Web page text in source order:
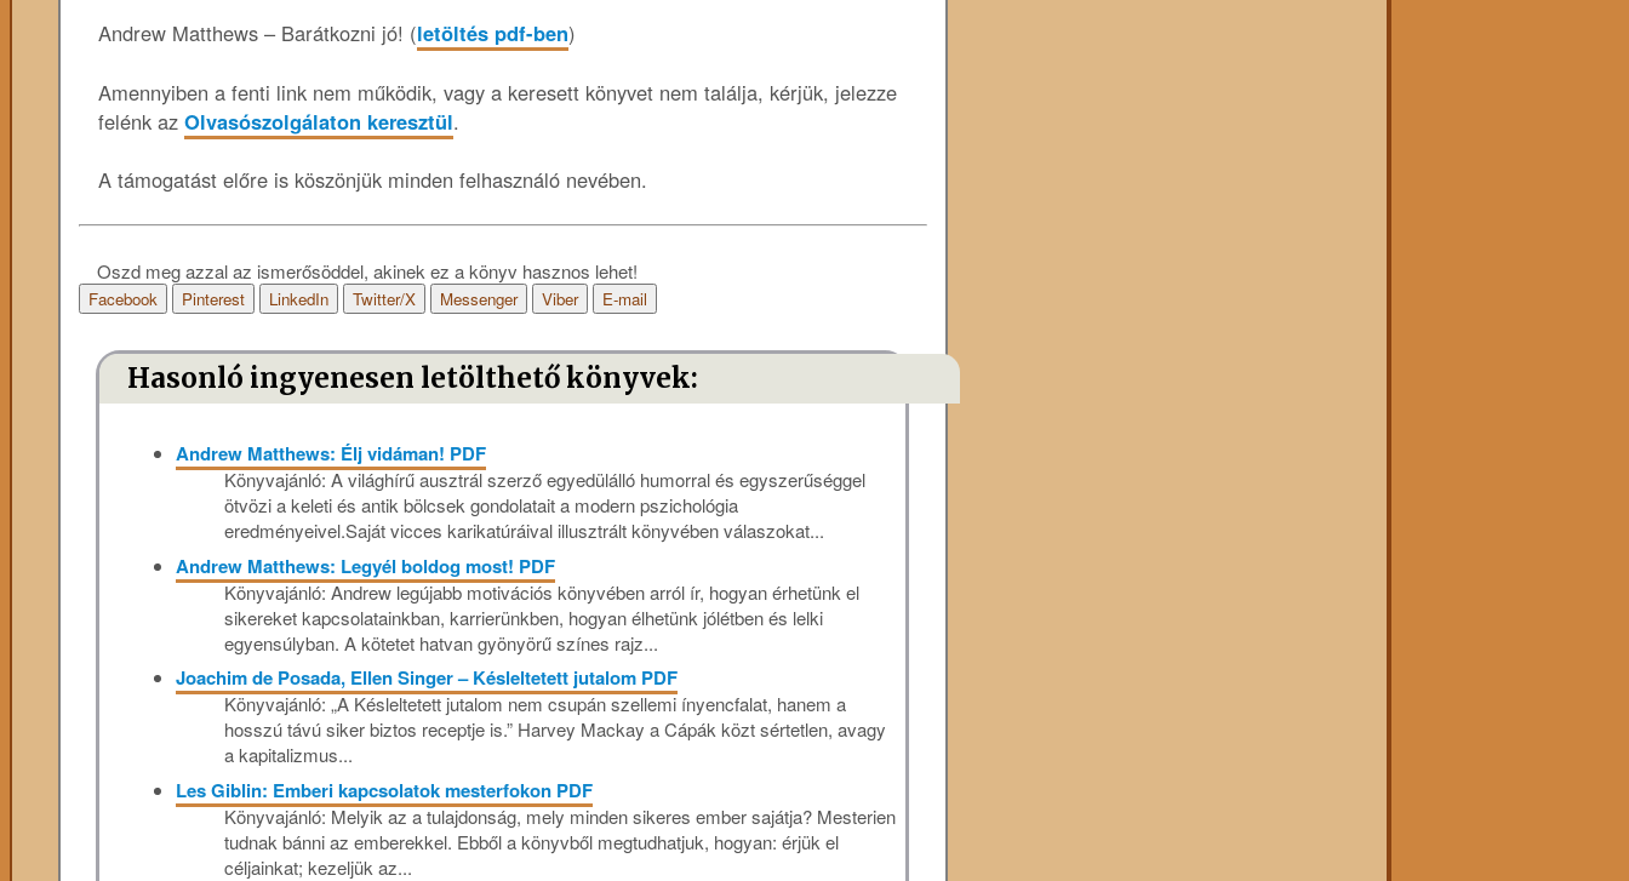
Andrew Matthews – Barátkozni jó! (letöltés pdf-ben)
Amennyiben a fenti link nem működik, vagy a keresett könyvet nem találja, kérjük, jelezze
felénk az Olvasószolgálaton keresztül.
A támogatást előre is köszönjük minden felhasználó nevében.
Oszd meg azzal az ismerősöddel, akinek ez a könyv hasznos lehet!
Facebook Pinterest LinkedIn Twitter/X Messenger Viber E-mail
Hasonló ingyenesen letölthető könyvek:
Andrew Matthews: Élj vidáman! PDF
Könyvajánló: A világhírű ausztrál szerző egyedülálló humorral és egyszerűséggel
ötvözi a keleti és antik bölcsek gondolatait a modern pszichológia
eredményeivel.Saját vicces karikatúráival illusztrált könyvében válaszokat...
Andrew Matthews: Legyél boldog most! PDF
Könyvajánló: Andrew legújabb motivációs könyvében arról ír, hogyan érhetünk el
sikereket kapcsolatainkban, karrierünkben, hogyan élhetünk jólétben és lelki
egyensúlyban. A kötetet hatvan gyönyörű színes rajz...
Joachim de Posada, Ellen Singer – Késleltetett jutalom PDF
Könyvajánló: „A Késleltetett jutalom nem csupán szellemi ínyencfalat, hanem a
hosszú távú siker biztos receptje is.” Harvey Mackay a Cápák közt sértetlen, avagy
a kapitalizmus...
Les Giblin: Emberi kapcsolatok mesterfokon PDF
Könyvajánló: Melyik az a tulajdonság, mely minden sikeres ember sajátja? Mesterien
tudnak bánni az emberekkel. Ebből a könyvből megtudhatjuk, hogyan: érjük el
céljainkat; kezeljük az...